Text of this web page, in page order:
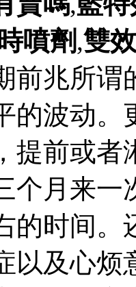
噴劑,雙
前兆所谓
的波动。
提前或者
个月来
的时间。
以及心烦